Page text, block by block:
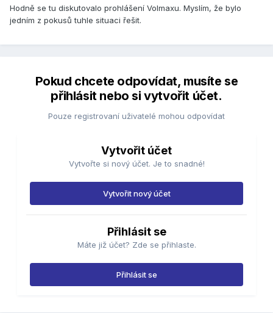
Hodně se tu diskutovalo prohlášení Volmaxu. Myslím, že bylo
jedním z pokusů tuhle situaci řešit.
Pokud chcete odpovídat, musíte se
přihlásit nebo si vytvořit účet.
Pouze registrovaní uživatelé mohou odpovídat
Vytvořit účet
Vytvořte si nový účet. Je to snadné!
Vytvořit nový účet
Přihlásit se
Máte již účet? Zde se přihlaste.
Přihlásit se